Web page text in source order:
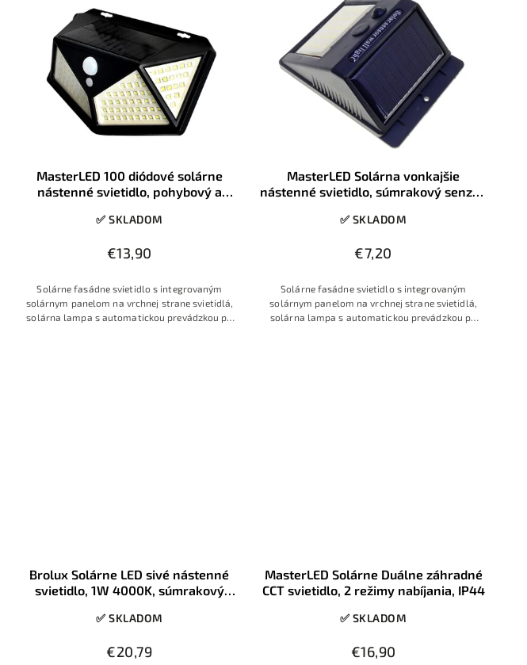
MasterLED 100 diódové solárne
nástenné svietidlo, pohybový a
✅ SKLADOM
€13,90
Solárne fasádne svietidlo s integrovaným
solárnym panelom na vrchnej strane svietidlá,
solárna lampa s automatickou prevádzkou po
MasterLED Solárna vonkajšie
nástenné svietidlo, súmrakový senzor,
✅ SKLADOM
€7,20
Solárne fasádne svietidlo s integrovaným
solárnym panelom na vrchnej strane svietidlá,
solárna lampa s automatickou prevádzkou po
Brolux Solárne LED sivé nástenné
svietidlo, 1W 4000K, súmrakový
✅ SKLADOM
€20,79
MasterLED Solárne Duálne záhradné
CCT svietidlo, 2 režimy nabíjania, IP44
✅ SKLADOM
€16,90